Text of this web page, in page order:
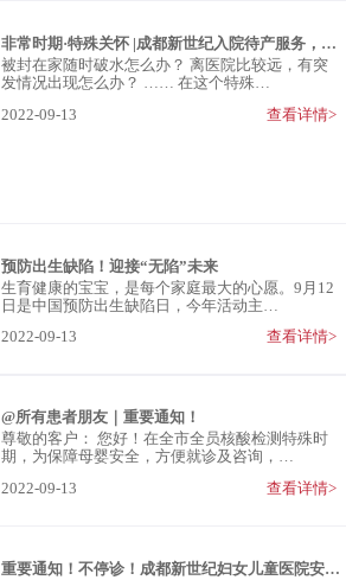
非常时期·特殊关怀 |成都新世纪入院待产服务，专属孕妈的“绿色通道”
被封在家随时破水怎么办？ 离医院比较远，有突
发情况出现怎么办？ …… 在这个特殊…
2022-09-13
查看详情>
预防出生缺陷！迎接“无陷”未来
生育健康的宝宝，是每个家庭最大的心愿。9月12
日是中国预防出生缺陷日，今年活动主…
2022-09-13
查看详情>
@所有患者朋友｜重要通知！
尊敬的客户： 您好！在全市全员核酸检测特殊时
期，为保障母婴安全，方便就诊及咨询，…
2022-09-13
查看详情>
重要通知！不停诊！成都新世纪妇女儿童医院安心就诊